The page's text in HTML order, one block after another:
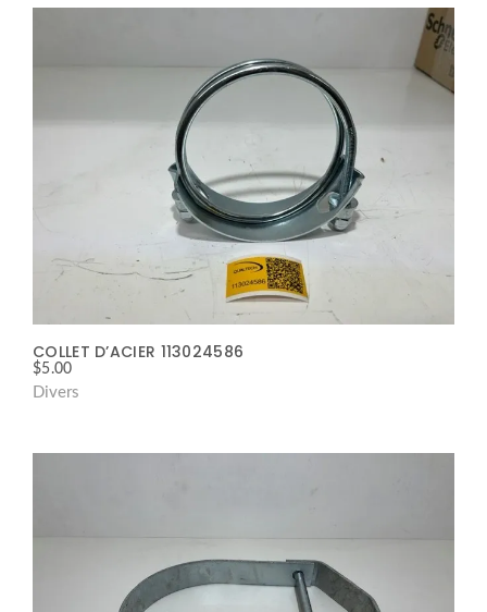
COLLET D’ACIER 113024586
$5.00
Divers